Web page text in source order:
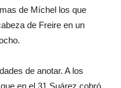
de Míchel los que
de Freire en un
de anotar. A los
en el 31 Suárez cobró